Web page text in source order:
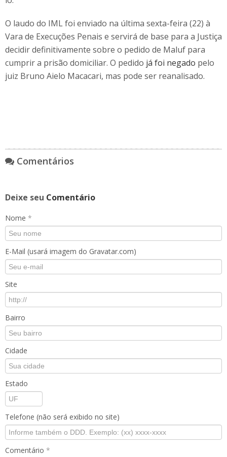
O laudo do IML foi enviado na última sexta-feira (22) à
Vara de Execuções Penais e servirá de base para a Justiça
decidir definitivamente sobre o pedido de Maluf para
cumprir a prisão domiciliar. O pedido já foi negado pelo
juiz Bruno Aielo Macacari, mas pode ser reanalisado.
Comentários
Deixe seu Comentário
Nome *
E-Mail (usará imagem do Gravatar.com)
Site
Bairro
Cidade
Estado
Telefone (não será exibido no site)
Comentário *